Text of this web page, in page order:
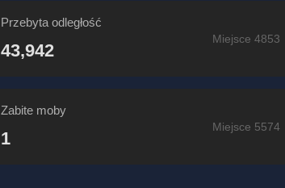
Przebyta odległość
43,942
Miejsce 4853
Zabite moby
1
Miejsce 5574